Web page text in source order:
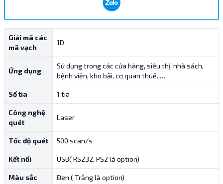
Giải mã các
mã vạch
1D
Ứng dụng
Sử dụng trong các cửa hàng, siêu thị, nhà sách,
bệnh viện, kho bãi, cơ quan thuế..…
Số tia 1 tia
Công nghệ
quét
Laser
Tốc độ quét 500 scan/s
Kết nối USB( RS232, PS2 là option)
Màu sắc Đen ( Trắng là option)